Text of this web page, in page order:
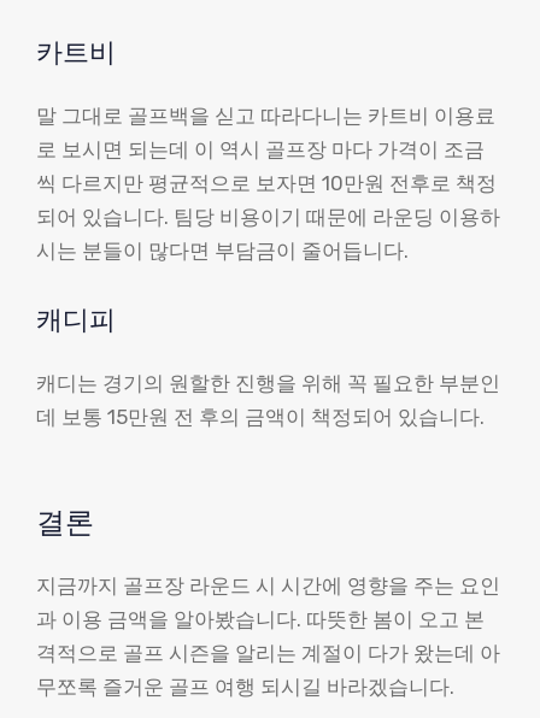
카트비
말 그대로 골프백을 싣고 따라다니는 카트비 이용료
로 보시면 되는데 이 역시 골프장 마다 가격이 조금
씩 다르지만 평균적으로 보자면 10만원 전후로 책정
되어 있습니다. 팀당 비용이기 때문에 라운딩 이용하
시는 분들이 많다면 부담금이 줄어듭니다.
캐디피
캐디는 경기의 원할한 진행을 위해 꼭 필요한 부분인
데 보통 15만원 전 후의 금액이 책정되어 있습니다.
결론
지금까지 골프장 라운드 시 시간에 영향을 주는 요인
과 이용 금액을 알아봤습니다. 따뜻한 봄이 오고 본
격적으로 골프 시즌을 알리는 계절이 다가 왔는데 아
무쪼록 즐거운 골프 여행 되시길 바라겠습니다.